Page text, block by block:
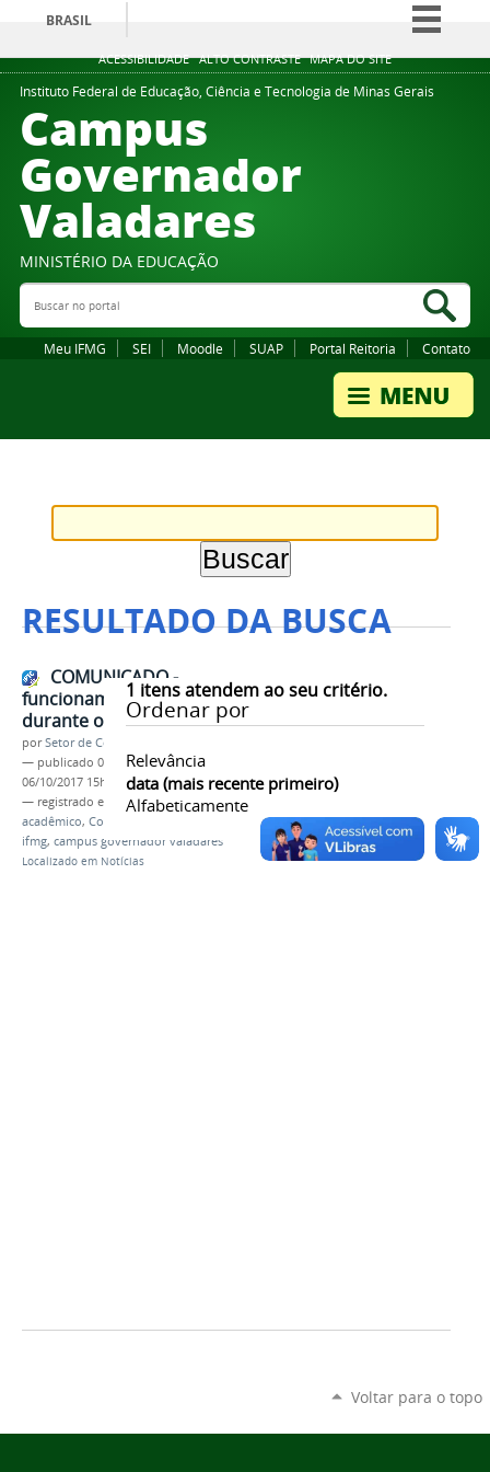
ACESSIBILIDADE ALTO CONTRASTE MAPA DO SITE
BRASIL
Simplifique!
Comunica BR
Instituto Federal de Educação, Ciência e Tecnologia de Minas Gerais
Campus
Governador
Valadares
MINISTÉRIO DA EDUCAÇÃO
Buscar no portal
Meu IFMG SEI Moodle SUAP Portal Reitoria Contato
RESULTADO DA BUSCA
1 itens atendem ao seu critério.
Ordenar por
Relevância
data (mais recente primeiro)
Alfabeticamente
COMUNICADO -
funcionamento do Campus
durante o Recesso
porSetor de Comunicação
— publicado 06/10/2017—última modificação
06/10/2017 15h27
— registrado em:
recesso escolar,calendário
acadêmico, Conselho Acadêmico ,2017,
ifmg, campus governador valadares
Localizado em Notícias
Voltar para o topo